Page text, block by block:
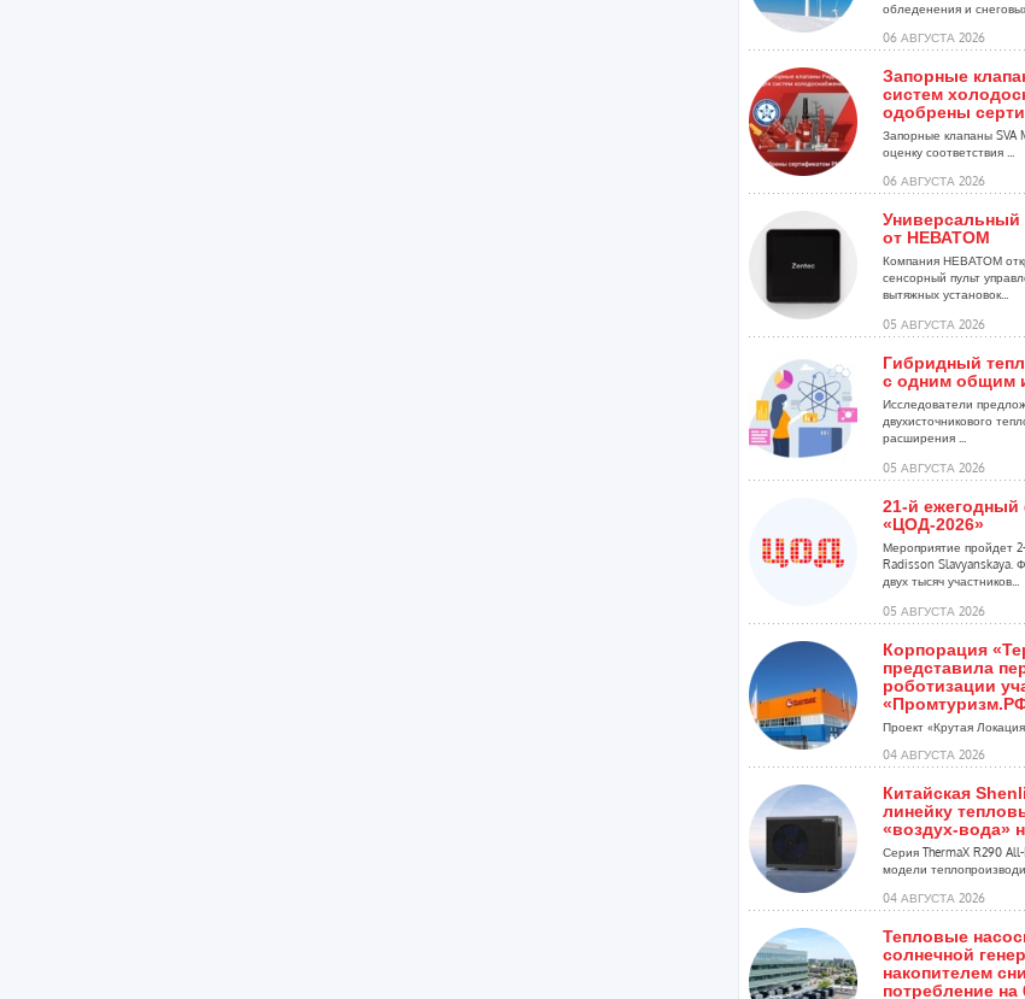
обледенения и
06 АВГУСТА 2026
Запорные
систем
одобрены
Запорные клапаны SVA
оценку соответствия ...
06 АВГУСТА 2026
Универсальный
от НЕВАТОМ
Компания НЕВАТОМ
сенсорный пульт
вытяжных установок...
05 АВГУСТА 2026
Гибридный
с одним общим
Исследователи
двухисточникового
расширения ...
05 АВГУСТА 2026
21-й
«ЦОД-2026»
Мероприятие пройдет
Radisson Slavyanskaya.
двух тысяч участников...
05 АВГУСТА 2026
Корпорация
представила
роботизации
Проект «Крутая Локация»
04 АВГУСТА 2026
Китайская
линейку
«воздух-вода»
Серия ThermaX R290
модели
04 АВГУСТА 2026
Тепловые
солнечной
накопителем
потребление на